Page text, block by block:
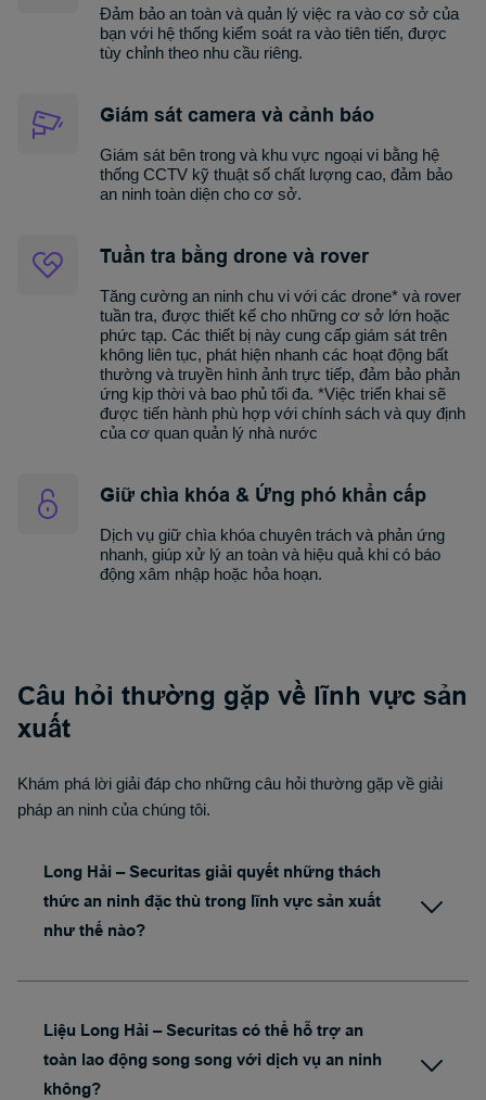
Đảm bảo an toàn và quản lý việc ra vào cơ sở của
bạn với hệ thống kiểm soát ra vào tiên tiến, được
tùy chỉnh theo nhu cầu riêng.
Giám sát camera và cảnh báo
Giám sát bên trong và khu vực ngoại vi bằng hệ
thống CCTV kỹ thuật số chất lượng cao, đảm bảo
an ninh toàn diện cho cơ sở.
Tuần tra bằng drone và rover
Tăng cường an ninh chu vi với các drone* và rover
tuần tra, được thiết kế cho những cơ sở lớn hoặc
phức tạp. Các thiết bị này cung cấp giám sát trên
không liên tục, phát hiện nhanh các hoạt động bất
thường và truyền hình ảnh trực tiếp, đảm bảo phản
ứng kịp thời và bao phủ tối đa. *Việc triển khai sẽ
được tiến hành phù hợp với chính sách và quy định
của cơ quan quản lý nhà nước
Giữ chìa khóa & Ứng phó khẩn cấp
Dịch vụ giữ chìa khóa chuyên trách và phản ứng
nhanh, giúp xử lý an toàn và hiệu quả khi có báo
động xâm nhập hoặc hỏa hoạn.
Câu hỏi thường gặp về lĩnh vực sản
xuất
Khám phá lời giải đáp cho những câu hỏi thường gặp về giải
pháp an ninh của chúng tôi.
Long Hải – Securitas giải quyết những thách
thức an ninh đặc thù trong lĩnh vực sản xuất
như thế nào?
Liệu Long Hải – Securitas có thể hỗ trợ an
toàn lao động song song với dịch vụ an ninh
không?